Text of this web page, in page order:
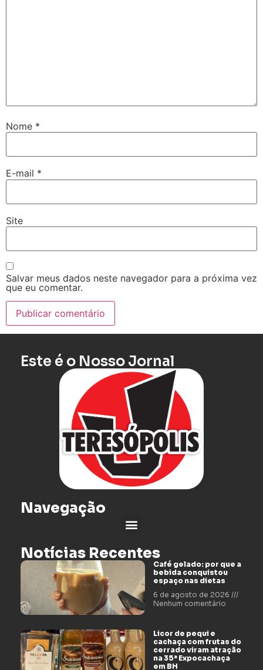
Nome *
E-mail *
Site
Salvar meus dados neste navegador para a próxima vez
que eu comentar.
Este é o Nosso Jornal
Navegação
Notícias Recentes
Café gelado: por que a
bebida conquistou
espaço nas dietas
6 de agosto de 2026
Nenhum comentário
Licor de pequi e
cachaça com frutas do
cerrado viram atração
na 35ª Expocachaça
em BH